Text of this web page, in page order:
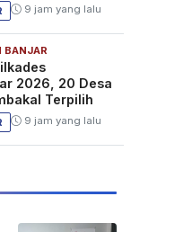
9 jam yang lalu
BANJAR
2026, 20 Desa
Terpilih
9 jam yang lalu